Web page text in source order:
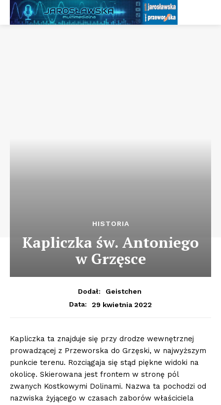
HISTORIA
Kapliczka św. Antoniego
w Grzęsce
Dodał:
Geistchen
Data:
29 kwietnia 2022
Kapliczka ta znajduje się przy drodze wewnętrznej
prowadzącej z Przeworska do Grzęski, w najwyższym
punkcie terenu. Rozciągaja się stąd piękne widoki na
okolicę. Skierowana jest frontem w stronę pól
zwanych Kostkowymi Dolinami. Nazwa ta pochodzi od
nazwiska żyjącego w czasach zaborów właściciela